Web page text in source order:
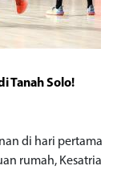
Tanah Solo!
di hari pertama
rumah, Kesatria